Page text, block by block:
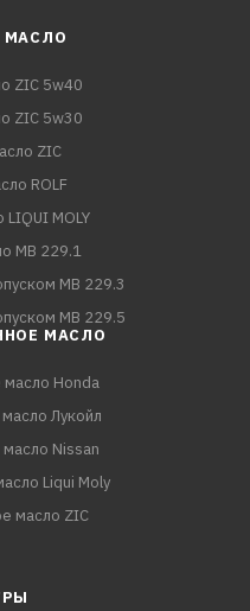
МАСЛО
ZIC 5w40
ZIC 5w30
ZIC
ROLF
MOLY
MB 229.1
MB 229.3
MB 229.5
МАСЛО
масло Honda
Лукойл
Nissan
Liqui Moly
масло ZIC